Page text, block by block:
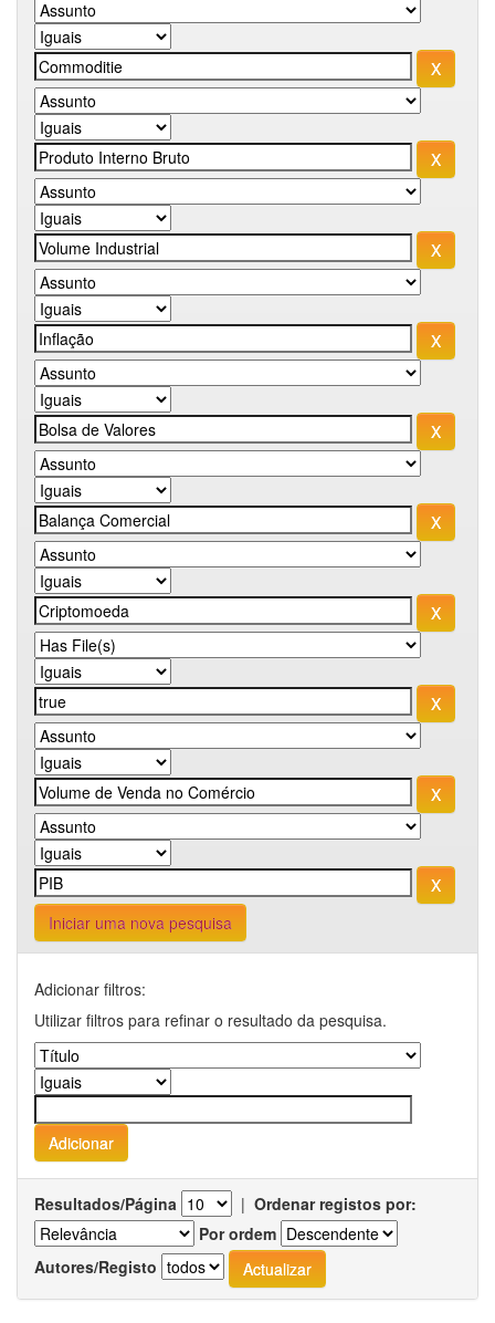
Iniciar uma nova pesquisa
Adicionar filtros:
Utilizar filtros para refinar o resultado da pesquisa.
Resultados/Página | Ordenar registos por:
Por ordem
Autores/Registo